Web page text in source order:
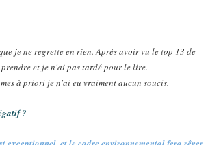
je ne regrette en rien. Après avoir vu le top 13 de
et je n'ai pas tardé pour le lire.
à priori je n'ai eu vraiment aucun soucis.
?